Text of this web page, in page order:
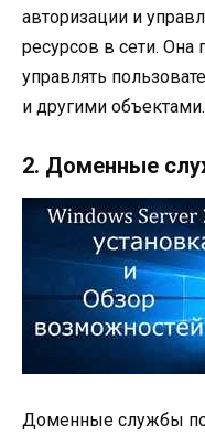
авторизации и
ресурсов в сети. Она
управлять
и другими объектами.
2. Доменные
Доменные службы